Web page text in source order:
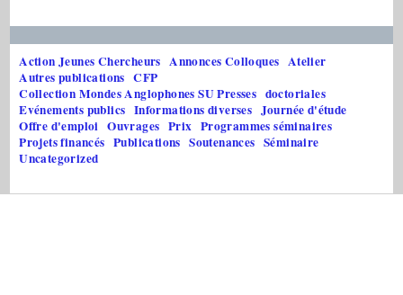
Action Jeunes Chercheurs Annonces Colloques Atelier
Autres publications CFP
Collection Mondes Anglophones SU Presses doctoriales
Evénements publics Informations diverses Journée d'étude
Offre d'emploi Ouvrages Prix Programmes séminaires
Projets financés Publications Soutenances Séminaire
Uncategorized